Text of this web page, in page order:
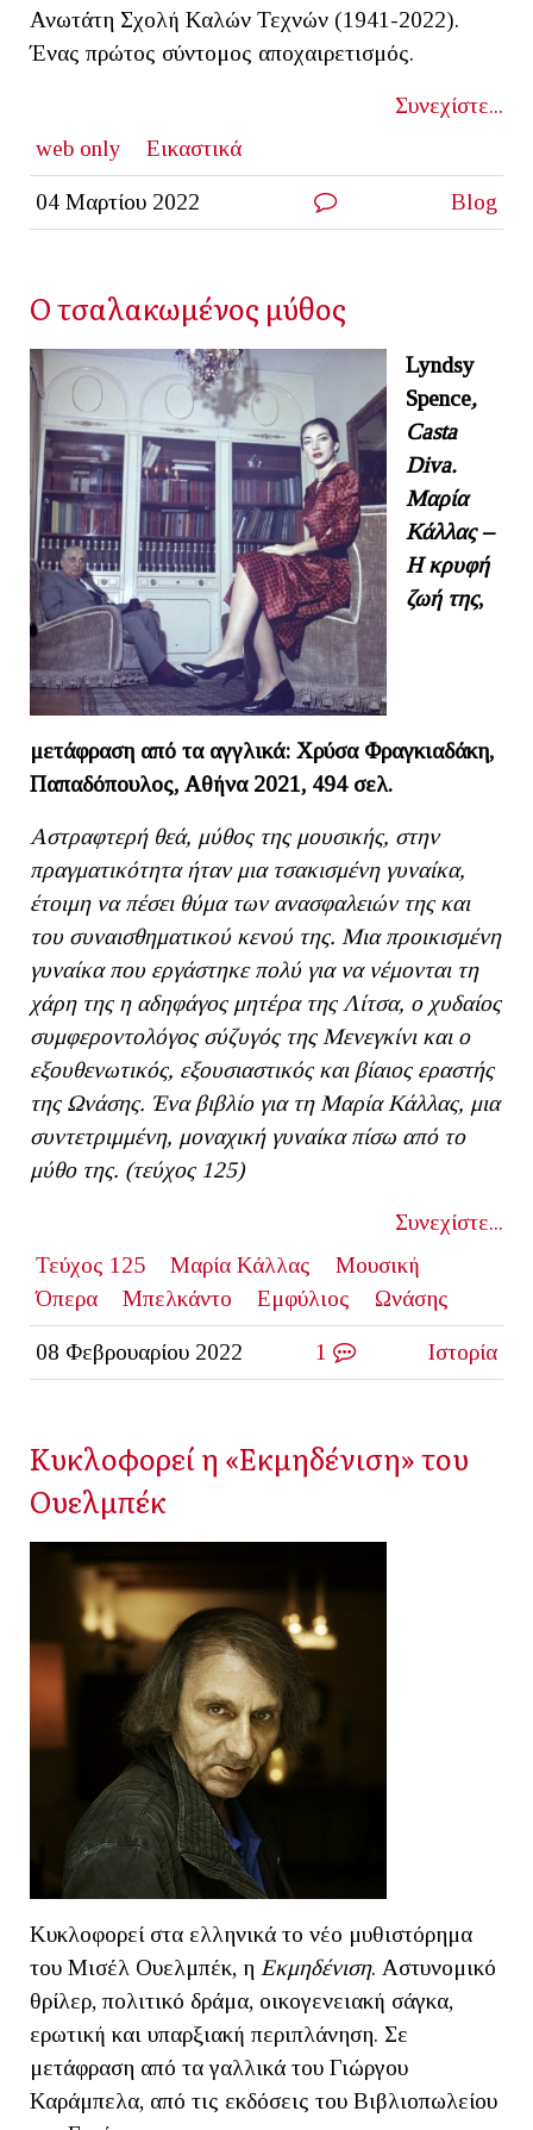
Ανωτάτη Σχολή Καλών Τεχνών (1941-2022).
Ένας πρώτος σύντομος αποχαιρετισμός.
Συνεχίστε...
web only
Εικαστικά
04 Μαρτίου 2022 Blog
Ο τσαλακωμένος μύθος
Lyndsy
Spence,
Casta
Diva.
Μαρία
Κάλλας –
Η κρυφή
ζωή της,
μετάφραση από τα αγγλικά: Χρύσα Φραγκιαδάκη,
Παπαδόπουλος, Αθήνα 2021, 494 σελ.
Αστραφτερή θεά, μύθος της μουσικής, στην
πραγματικότητα ήταν μια τσακισμένη γυναίκα,
έτοιμη να πέσει θύμα των ανασφαλειών της και
του συναισθηματικού κενού της. Μια προικισμένη
γυναίκα που εργάστηκε πολύ για να νέμονται τη
χάρη της η αδηφάγος μητέρα της Λίτσα, ο χυδαίος
συμφεροντολόγος σύζυγός της Μενεγκίνι και ο
εξουθενωτικός, εξουσιαστικός και βίαιος εραστής
της Ωνάσης. Ένα βιβλίο για τη Μαρία Κάλλας, μια
συντετριμμένη, μοναχική γυναίκα πίσω από το
μύθο της. (τεύχος 125)
Συνεχίστε...
Τεύχος 125
Μαρία Κάλλας
Μουσική
Όπερα
Μπελκάντο Εμφύλιος Ωνάσης
08 Φεβρουαρίου 2022 1 Ιστορία
Κυκλοφορεί η «Εκμηδένιση» του
Ουελμπέκ
Κυκλοφορεί στα ελληνικά το νέο μυθιστόρημα
του Μισέλ Ουελμπέκ, η Εκμηδένιση. Αστυνομικό
θρίλερ, πολιτικό δράμα, οικογενειακή σάγκα,
ερωτική και υπαρξιακή περιπλάνηση. Σε
μετάφραση από τα γαλλικά του Γιώργου
Καράμπελα, από τις εκδόσεις του Βιβλιοπωλείου